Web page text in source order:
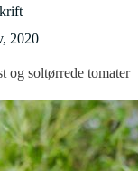
2020
og soltørrede tomater